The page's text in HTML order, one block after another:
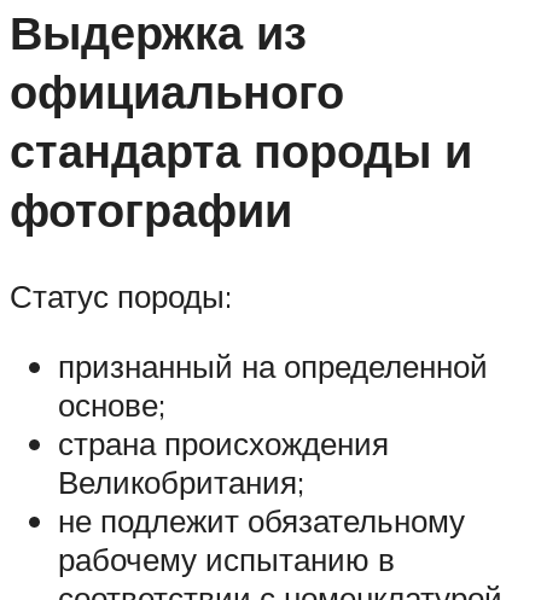
Выдержка из
официального
стандарта породы и
фотографии
Статус породы:
признанный на определенной
основе;
страна происхождения
Великобритания;
не подлежит обязательному
рабочему испытанию в